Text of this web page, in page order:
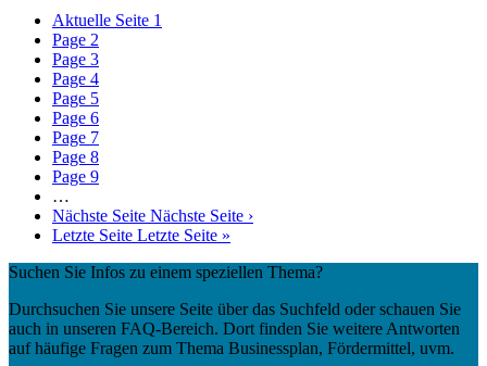
Aktuelle Seite 1
Page 2
Page 3
Page 4
Page 5
Page 6
Page 7
Page 8
Page 9
…
Nächste Seite Nächste Seite ›
Letzte Seite Letzte Seite »
Suchen Sie Infos zu einem speziellen Thema?
Durchsuchen Sie unsere Seite über das Suchfeld oder schauen Sie
auch in unseren FAQ-Bereich. Dort finden Sie weitere Antworten
auf häufige Fragen zum Thema Businessplan, Fördermittel, uvm.